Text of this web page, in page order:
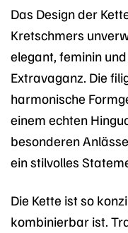
Das Design der
Kretschmers
elegant, feminin
Extravaganz. Die
harmonische
einem echten
besonderen
ein stilvolles
Die Kette ist so
kombinierbar ist.